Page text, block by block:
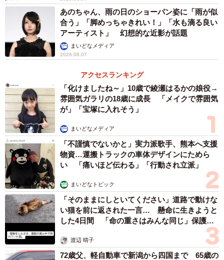
あのちゃん、雨の日のショーパン姿に「雨が似
合う」「脚めっちゃきれい！」「水も滴る良い
アーティスト」 幻想的な近影が話題
まいどなメディア
2026.08.07
アクセスランキング
「化けましたね～」10歳で綾瀬はるかの娘役→
雰囲気ガラリの18歳に成長 「メイクで雰囲気
が」「宝塚に入れそう」
まいどなメディア
「不謹慎でないかと」実力派歌手、熊本へ支援
物資…運搬トラックの車体デザインにためら
い 「痛いほど伝わる」「行動され立派」
まいどなトピック
「そのままにしといてください」道路で動けな
い猫を前に返された一言… 懸命に生きようと
した4日間 「命の重さはみんな同じ」保護団
渡辺 晴子
72歳父、軽自動車で新潟から四国まで 65歳の